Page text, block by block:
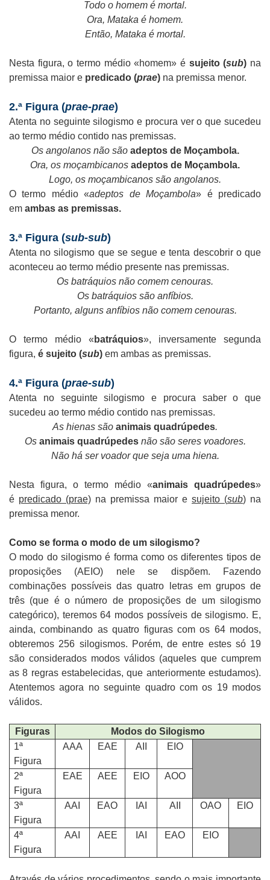
Todo o homem é mortal.
Ora, Mataka é homem.
Então, Mataka é mortal.
Nesta figura, o termo médio «homem» é sujeito (sub) na
premissa maior e predicado (prae) na premissa menor.
2.ª Figura (prae-prae)
Atenta no seguinte silogismo e procura ver o que sucedeu
ao termo médio contido nas premissas.
Os angolanos não são adeptos de Moçambola.
Ora, os moçambicanos adeptos de Moçambola.
Logo, os moçambicanos são angolanos.
O termo médio «adeptos de Moçambola» é predicado
em ambas as premissas.
3.ª Figura (sub-sub)
Atenta no silogismo que se segue e tenta descobrir o que
aconteceu ao termo médio presente nas premissas.
Os batráquios não comem cenouras.
Os batráquios são anfíbios.
Portanto, alguns anfíbios não comem cenouras.
O termo médio « batráquios», inversamente segunda
figura, é sujeito (sub) em ambas as premissas.
4.ª Figura (prae-sub)
Atenta no seguinte silogismo e procura saber o que
sucedeu ao termo médio contido nas premissas.
As hienas são animais quadrúpedes.
Os animais quadrúpedesnão são seres voadores.
Não há ser voador que seja uma hiena.
Nesta figura, o termo médio «animais quadrúpedes»
é predicado (prae) na premissa maior e sujeito (sub) na
premissa menor.
Como se forma o modo de um silogismo?
O modo do silogismo é forma como os diferentes tipos de
proposições (AEIO) nele se dispõem. Fazendo
combinações possíveis das quatro letras em grupos de
três (que é o número de proposições de um silogismo
categórico), teremos 64 modos possíveis de silogismo. E,
ainda, combinando as quatro figuras com os 64 modos,
obteremos 256 silogismos. Porém, de entre estes só 19
são considerados modos válidos (aqueles que cumprem
as 8 regras estabelecidas, que anteriormente estudamos).
Atentemos agora no seguinte quadro com os 19 modos
válidos.
Figuras
Modos do Silogismo
1ª
Figura
AAA EAE AII EIO
2ª
Figura
EAE AEE EIO AOO
3ª
Figura
AAI EAO IAI AII OAO EIO
4ª
Figura
AAI AEE IAI EAO EIO